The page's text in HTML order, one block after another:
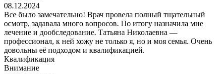
08.12.2024
Все было замечательно! Врач провела полный тщательный
осмотр, задавала много вопросов. По итогу назначила мне
лечение и дообследование. Татьяна Николаевна —
профессионал, к ней хожу не только я, но и моя семья. Очень
довольны её подходом и квалификацией.
Квалификация
Внимание